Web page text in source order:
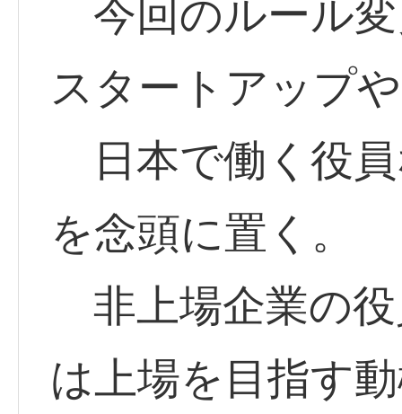
今回のルール
スタートアップや
日本で働く役
を念頭に置く。
非上場企業の
は上場を目指す